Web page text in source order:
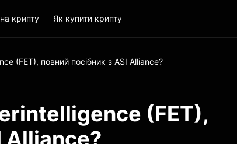
крипту Як купити крипту
(FET), повний посібник з ASI Alliance?
(FET),
Alliance?